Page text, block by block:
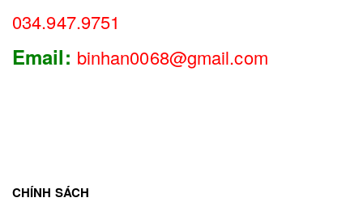
034.947.9751
Email: binhan0068@gmail.com
CHÍNH SÁCH